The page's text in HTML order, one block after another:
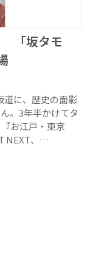
「坂タモ
に、歴史の面影
。3年半かけてタ
お江戸・東京
NEXT、…